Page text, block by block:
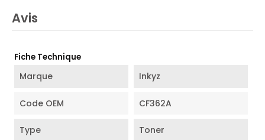
Avis
Fiche Technique
Marque Inkyz
Code OEM CF362A
Type Toner